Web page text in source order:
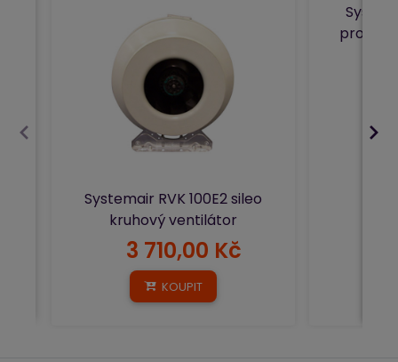
Systemair RVK 100E2 sileo
kruhový ventilátor
3 710,00 Kč
KOUPIT